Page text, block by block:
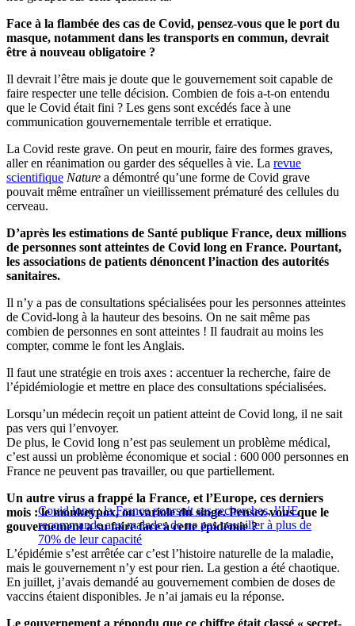
Face à la flambée des cas de Covid, pensez-vous que le port du
masque, notamment dans les transports en commun, devrait
être à nouveau obligatoire ?
Il devrait l’être mais je doute que le gouvernement soit capable de
faire respecter une telle décision. Combien de fois a-t-on entendu
que le Covid était fini ? Les gens sont excédés face à une
communication gouvernementale terrible et erratique.
La Covid reste grave. On peut en mourir, faire des formes graves,
aller en réanimation ou garder des séquelles à vie. La revue
scientifique Nature a démontré qu’une forme de Covid grave
pouvait même entraîner un vieillissement prématuré des cellules du
cerveau.
D’après les estimations de Santé publique France, deux millions
de personnes sont atteintes de Covid long en France. Pourtant,
les associations de patients dénoncent l’inaction des autorités
sanitaires.
Il n’y a pas de consultations spécialisées pour les personnes atteintes
de Covid-long à la hauteur des besoins. On ne sait même pas
combien de personnes en sont atteintes ! Il faudrait au moins les
compter, comme le font les Anglais.
Il faut une stratégie en trois axes : accentuer la recherche, faire de
l’épidémiologie et mettre en place des consultations spécialisées.
Lorsqu’un médecin reçoit un patient atteint de Covid long, il ne sait
pas vers qui l’envoyer.
De plus, le Covid long n’est pas seulement un problème médical,
c’est aussi un problème économique et social : 600 000 personnes en
France ne peuvent pas travailler, ou que partiellement.
Covid long : la France poursuit ses recherches, l’UE
recommande aux malades de ne pas travailler à plus de
70% de leur capacité
Un autre virus a frappé la France, et l’Europe, ces derniers
mois : le monkeypox, ou variole du singe. Pensez-vous que le
gouvernement a su faire face à cette épidémie ?
L’épidémie s’est arrêtée car c’est l’histoire naturelle de la maladie,
mais le gouvernement n’y est pour rien. La gestion a été chaotique.
En juillet, j’avais demandé au gouvernement combien de doses de
vaccins étaient disponibles. Je n’ai jamais eu la réponse.